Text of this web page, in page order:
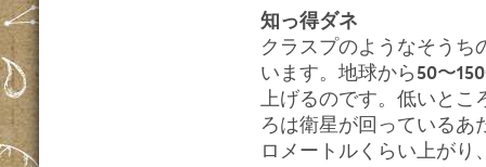
知っ得ダネ
クラスプのようなそうち
います。地球から50〜
上げるのです。低いとこ
ろは衛星が回っているあ
ロメートルくらい上がり